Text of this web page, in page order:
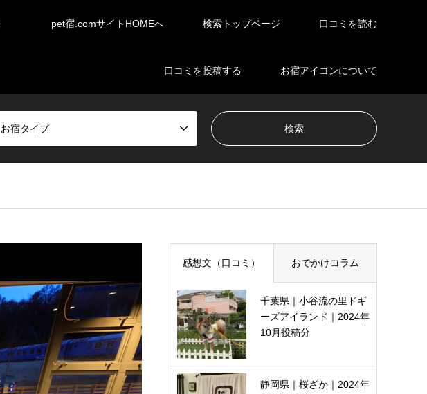
pet宿.comサイトHOMEへ 検索トップページ 口コミを読む
口コミを投稿する お宿アイコンについて
お宿タイプ
感想文（口コミ） おでかけコラム
千葉県｜小谷流の里ドギ
ーズアイランド｜2024年
10月投稿分
静岡県｜桜ざか｜2024年